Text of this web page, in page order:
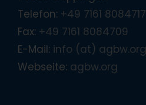
Telefon: +49 7161 8084717
Fax: +49 7161 8084709
E-Mail: info (at) agbw.org
Webseite: agbw.org